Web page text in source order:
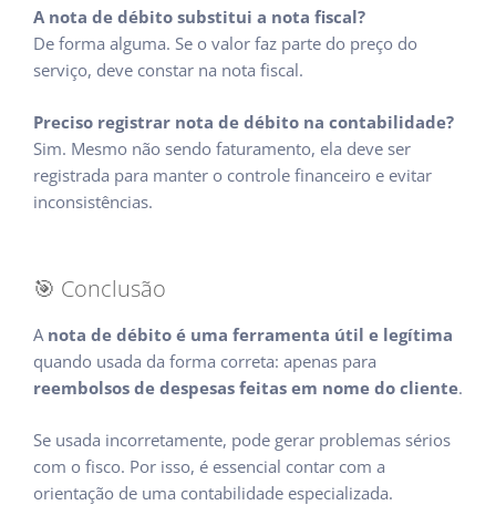
A nota de débito substitui a nota fiscal?
De forma alguma. Se o valor faz parte do preço do
serviço, deve constar na nota fiscal.
Preciso registrar nota de débito na contabilidade?
Sim. Mesmo não sendo faturamento, ela deve ser
registrada para manter o controle financeiro e evitar
inconsistências.
🎯 Conclusão
A nota de débito é uma ferramenta útil e legítima
quando usada da forma correta: apenas para
reembolsos de despesas feitas em nome do cliente.
Se usada incorretamente, pode gerar problemas sérios
com o fisco. Por isso, é essencial contar com a
orientação de uma contabilidade especializada.